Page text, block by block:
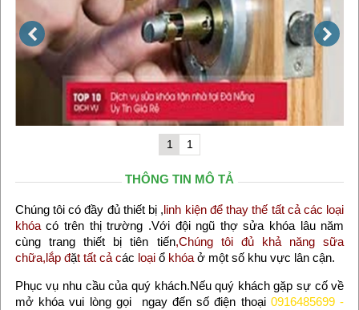
1 1
THÔNG TIN MÔ TẢ
Chúng tôi có đầy đủ thiết bị ,linh kiện để thay thế tất cả các loại
khóacó trên thị trường .Với đội ngũ thợ sửa khóa lâu năm
cùng trang thiết bị tiên tiến,Chúng tôi đủ khả năng sữa
chữa,lắp đặt tất cả các loại ổkhóaở một số khu vực lân cận.
Phục vụ nhu cầu của quý khách.Nếu quý khách gặp sự cố về
mở khóa vui lòng gọi ngay đến số điện thoại0916485699 -